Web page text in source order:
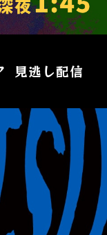
見逃し配信